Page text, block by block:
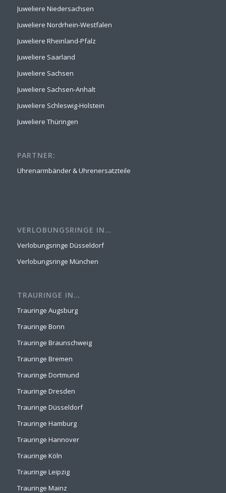
Juweliere Niedersachsen
Juweliere Nordrhein-Westfalen
Juweliere Rheinland-Pfalz
Juweliere Saarland
Juweliere Sachsen
Juweliere Sachsen-Anhalt
Juweliere Schleswig-Holstein
Juweliere Thüringen
PARTNER:
Uhrenarmbänder & Uhrenersatzteile
VERLOBUNGSRINGE IN…
Verlobungsringe Düsseldorf
Verlobungsringe München
TRAURINGE IN…
Trauringe Augsburg
Trauringe Bonn
Trauringe Braunschweig
Trauringe Bremen
Trauringe Dortmund
Trauringe Dresden
Trauringe Düsseldorf
Trauringe Hamburg
Trauringe Hannover
Trauringe Köln
Trauringe Leipzig
Trauringe Mainz